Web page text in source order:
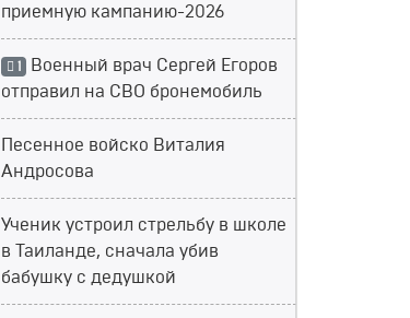
приемную кампанию-2026
1 Военный врач Сергей Егоров
отправил на СВО бронемобиль
Песенное войско Виталия
Андросова
Ученик устроил стрельбу в школе
в Таиланде, сначала убив
бабушку с дедушкой